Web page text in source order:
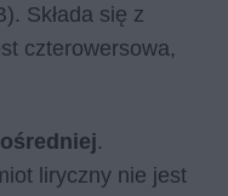
Składa się z
czterowersowa,
.
liryczny nie jest